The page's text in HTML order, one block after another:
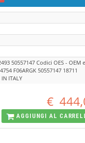
50557147 Codici OES - OEM
F06ARGK 50557147 18711
ITALY
€
AGGIUNGI AL